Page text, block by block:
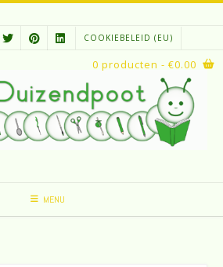
COOKIEBELEID (EU)
MENU
0 producten - €0.00